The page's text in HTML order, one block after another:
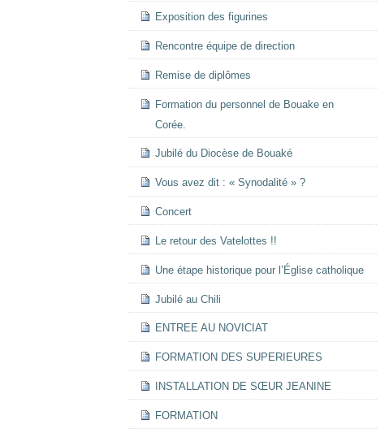
Exposition des figurines
Rencontre équipe de direction
Remise de diplômes
Formation du personnel de Bouake en
Corée.
Jubilé du Diocèse de Bouaké
Vous avez dit : « Synodalité » ?
Concert
Le retour des Vatelottes !!
Une étape historique pour l’Église catholique
Jubilé au Chili
ENTREE AU NOVICIAT
FORMATION DES SUPERIEURES
INSTALLATION DE SŒUR JEANINE
FORMATION